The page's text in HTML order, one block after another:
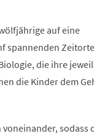
auf eine
spannenden
die ihre
die Kinder dem
sodass